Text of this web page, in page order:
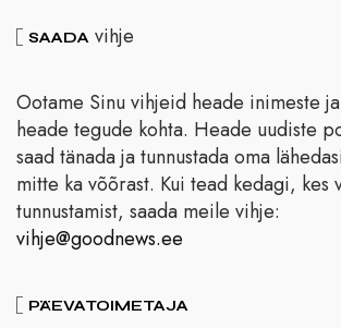
SAADA vihje
Ootame Sinu vihjeid heade inimeste
heade tegude kohta. Heade uudiste
saad tänada ja tunnustada oma
mitte ka võõrast. Kui tead kedagi, kes
tunnustamist, saada meile vihje:
vihje@goodnews.ee
PÄEVATOIMETAJA